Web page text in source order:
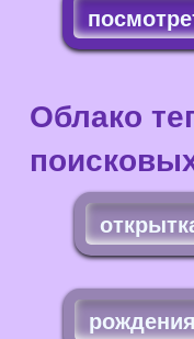
Облако
рождения